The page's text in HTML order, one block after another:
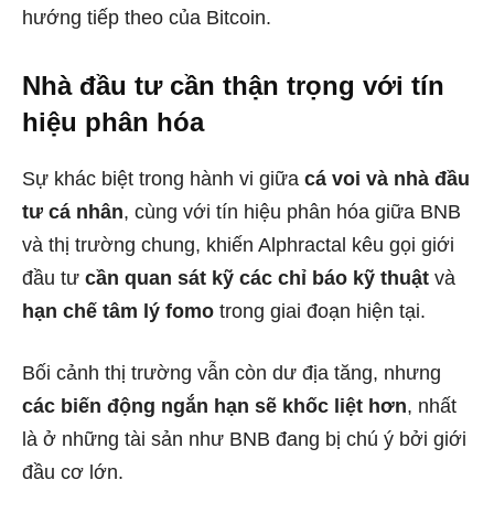
hướng tiếp theo của Bitcoin.
Nhà đầu tư cần thận trọng với tín
hiệu phân hóa
Sự khác biệt trong hành vi giữa cá voi và nhà đầu
tư cá nhân, cùng với tín hiệu phân hóa giữa BNB
và thị trường chung, khiến Alphractal kêu gọi giới
đầu tư cần quan sát kỹ các chỉ báo kỹ thuật và
hạn chế tâm lý fomo trong giai đoạn hiện tại.
Bối cảnh thị trường vẫn còn dư địa tăng, nhưng
các biến động ngắn hạn sẽ khốc liệt hơn, nhất
là ở những tài sản như BNB đang bị chú ý bởi giới
đầu cơ lớn.